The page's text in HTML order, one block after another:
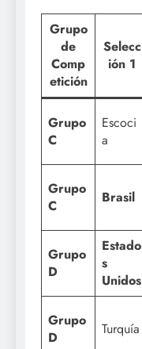
Grupo
de
Comp
etición
Selecc
ión 1
Grupo
C
Escoci
a
Grupo
C
Brasil
Grupo
D
Estado
s
Unidos
Grupo
D
Turquía